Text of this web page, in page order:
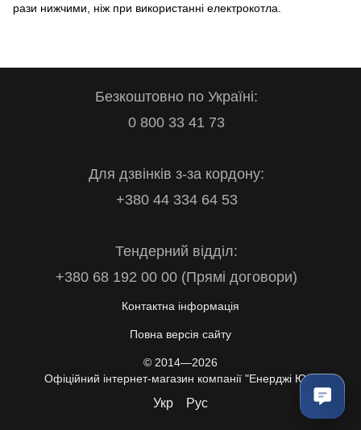
рази нижчими, ніж при використанні електрокотла.
Безкоштовно по Україні:
0 800 33 41 73
Для дзвінків з-за кордону:
+380 44 334 64 53
Тендерний відділ:
+380 68 192 00 00 (Прямі договори)
Контактна інформація
Повна версія сайту
© 2014—2026
Офіційний інтернет-магазин компанії "Енерджі Юа"
Укр Рус